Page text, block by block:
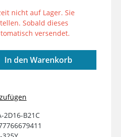
nicht auf Lager. Sie
Sobald dieses
versendet.
Gib den
In den Warenkorb
2D16-B21C